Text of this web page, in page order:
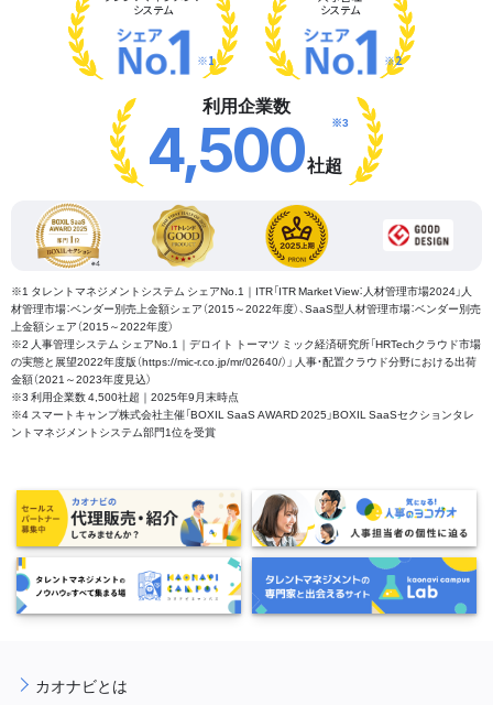
システム
※1
システム
※2
利用企業数
4,500社超
※3
※1 タレントマネジメントシステム シェアNo.1｜ITR「ITR Market View：人材管理市場2024」人
材管理市場：ベンダー別売上金額シェア（2015～2022年度）、SaaS型人材管理市場：ベンダー別売
上金額シェア（2015～2022年度）
※2 人事管理システム シェアNo.1｜デロイト トーマツ ミック経済研究所「HRTechクラウド市場
の実態と展望2022年度版（https://mic-r.co.jp/mr/02640/）」 人事・配置クラウド分野における出荷
金額（2021～2023年度見込）
※3 利用企業数 4,500社超｜2025年9月末時点
※4 スマートキャンプ株式会社主催「BOXIL SaaS AWARD 2025」BOXIL SaaSセクションタレ
ントマネジメントシステム部門1位を受賞
カオナビとは